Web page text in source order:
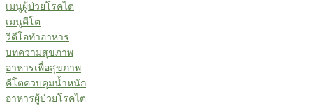
เมนูผู้ป่วยโรคไต
เมนูคีโต
วีดีโอทำอาหาร
บทความสุขภาพ
อาหารเพื่อสุขภาพ
คีโตควบคุมน้ำหนัก
อาหารผู้ป่วยโรคไต